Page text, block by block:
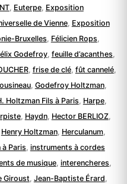
, Euterpe, Exposition
de Vienne, Exposition
Bruxelles, Félicien Rops,
Godefroy, feuille d’acanthes,
, frise de clé, fût cannelé,
, Godefroy Holtzman,
Holtzman Fils à Paris, Harpe,
, Haydn, Hector BERLIOZ,
Henry Holtzman, Herculanum,
Paris, instruments à cordes
de musique, interencheres,
Giroust, Jean-Baptiste Érard,